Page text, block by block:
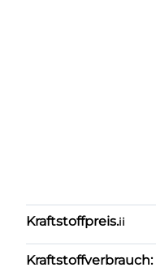
Kraftstoffpreis.ii
Kraftstoffverbrauch: